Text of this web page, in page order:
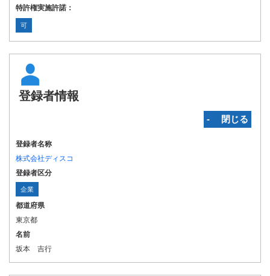
特許権実施許諾：
可
登録者情報
‐ 閉じる
登録者名称
株式会社ディスコ
登録者区分
企業
都道府県
東京都
名前
坂本 吉行